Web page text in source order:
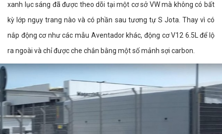
xanh lục sáng đã được theo dõi tại một cơ sở VW mà không có bất
kỳ lớp ngụy trang nào và có phần sau tương tự S Jota. Thay vì có
nắp động cơ như các mẫu Aventador khác, động cơ V12 6.5L để lộ
ra ngoài và chỉ được che chắn bằng một số mảnh sợi carbon.